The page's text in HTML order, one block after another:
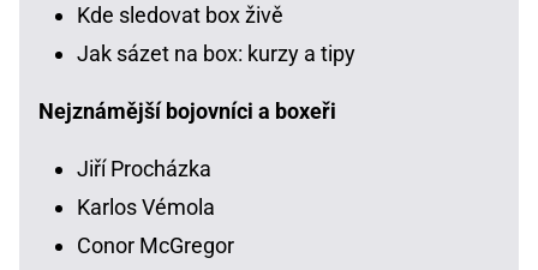
Kde sledovat box živě
Jak sázet na box: kurzy a tipy
Nejznámější bojovníci a boxeři
Jiří Procházka
Karlos Vémola
Conor McGregor